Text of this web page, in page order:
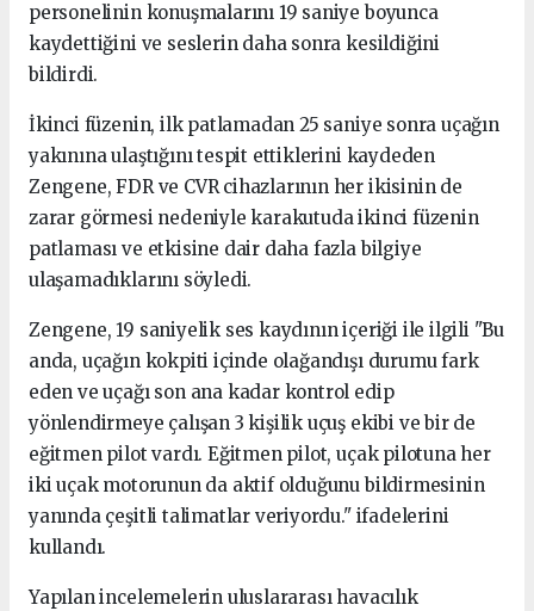
personelinin konuşmalarını 19 saniye boyunca
kaydettiğini ve seslerin daha sonra kesildiğini
bildirdi.
İkinci füzenin, ilk patlamadan 25 saniye sonra uçağın
yakınına ulaştığını tespit ettiklerini kaydeden
Zengene, FDR ve CVR cihazlarının her ikisinin de
zarar görmesi nedeniyle karakutuda ikinci füzenin
patlaması ve etkisine dair daha fazla bilgiye
ulaşamadıklarını söyledi.
Zengene, 19 saniyelik ses kaydının içeriği ile ilgili "Bu
anda, uçağın kokpiti içinde olağandışı durumu fark
eden ve uçağı son ana kadar kontrol edip
yönlendirmeye çalışan 3 kişilik uçuş ekibi ve bir de
eğitmen pilot vardı. Eğitmen pilot, uçak pilotuna her
iki uçak motorunun da aktif olduğunu bildirmesinin
yanında çeşitli talimatlar veriyordu." ifadelerini
kullandı.
Yapılan incelemelerin uluslararası havacılık